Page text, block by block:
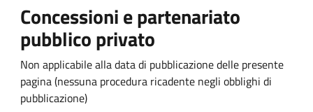
Concessioni e partenariato
pubblico privato
Non applicabile alla data di pubblicazione delle presente
pagina (nessuna procedura ricadente negli obblighi di
pubblicazione)